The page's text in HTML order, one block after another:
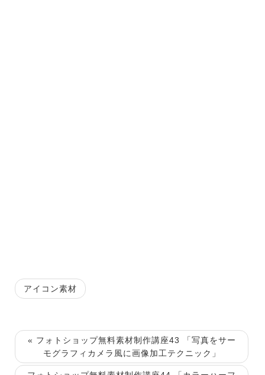
アイコン素材
« フォトショップ無料素材制作講座43 「写真をサー
モグラフィカメラ風に画像加工テクニック」